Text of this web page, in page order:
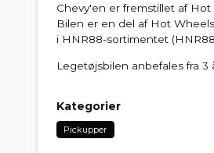
Chevy'en er fremstillet af
Bilen er en del af Hot
i HNR88-sortimentet
Legetøjsbilen anbefales fra 3
Kategorier
Pickupper